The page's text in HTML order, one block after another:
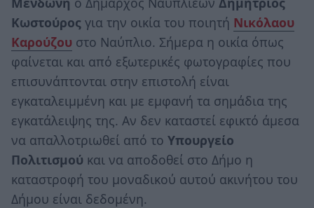
Κωστούρος για την οικία του ποιητή Νικόλαου
Καρούζου στο Ναύπλιο. Σήμερα η οικία όπως
φαίνεται και από εξωτερικές φωτογραφίες που
επισυνάπτονται στην επιστολή είναι
εγκαταλειμμένη και με εμφανή τα σημάδια της
εγκατάλειψης της. Αν δεν καταστεί εφικτό άμεσα
να απαλλοτριωθεί από το Υπουργείο
Πολιτισμού και να αποδοθεί στο Δήμο η
καταστροφή του μοναδικού αυτού ακινήτου του
Δήμου είναι δεδομένη.